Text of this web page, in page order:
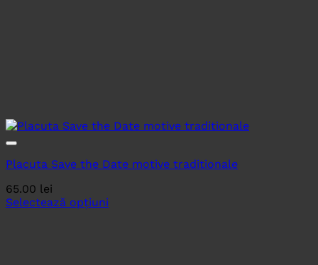
Placuta Save the Date motive traditionale
65.00 lei
Selectează opțiuni